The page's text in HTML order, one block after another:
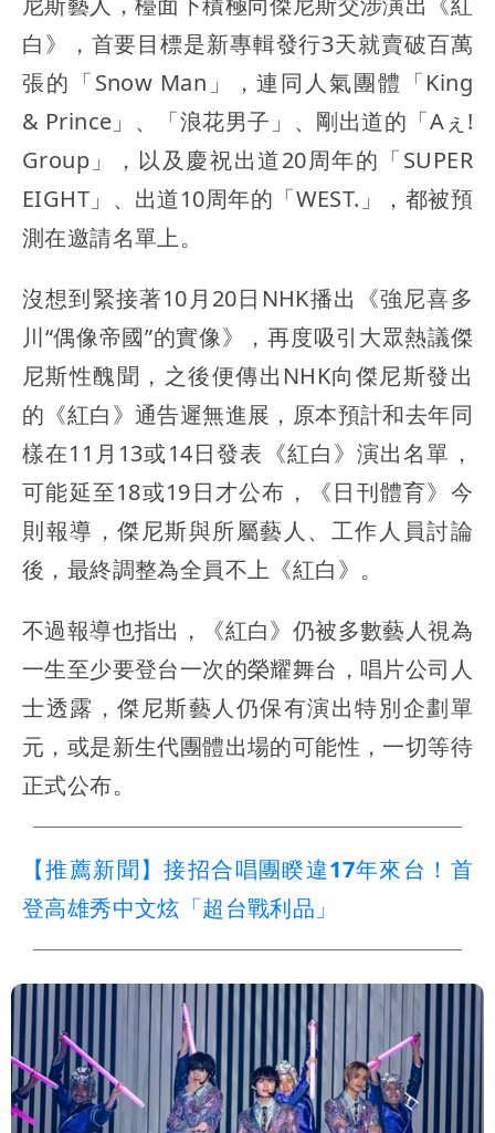
白》，首要目標是新專輯發行3天就賣破百萬
張的「Snow Man」，連同人氣團體「King
& Prince」、「浪花男子」、剛出道的「Aぇ!
Group」，以及慶祝出道20周年的「SUPER
EIGHT」、出道10周年的「WEST.」，都被預
測在邀請名單上。
沒想到緊接著10月20日NHK播出《強尼喜多
川“偶像帝國”的實像》，再度吸引大眾熱議傑
尼斯性醜聞，之後便傳出NHK向傑尼斯發出
的《紅白》通告遲無進展，原本預計和去年同
樣在11月13或14日發表《紅白》演出名單，
可能延至18或19日才公布，《日刊體育》今
則報導，傑尼斯與所屬藝人、工作人員討論
後，最終調整為全員不上《紅白》。
不過報導也指出，《紅白》仍被多數藝人視為
一生至少要登台一次的榮耀舞台，唱片公司人
士透露，傑尼斯藝人仍保有演出特別企劃單
元，或是新生代團體出場的可能性，一切等待
正式公布。
【推薦新聞】接招合唱團睽違17年來台！首
登高雄秀中文炫「超台戰利品」